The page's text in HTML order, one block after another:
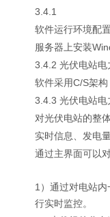
3.4.1
软件运行环境配
服务器上安装
3.4.2 光伏电站电
软件采用C/S架
3.4.3 光伏电站电
对光伏电站的整
实时信息、发电
通过主界面可以
1）通过对电站
行实时监控。